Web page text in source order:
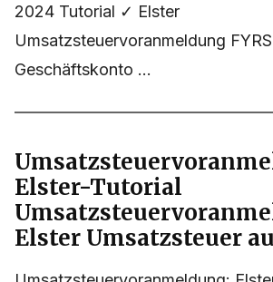
2024 Tutorial ✓ Elster
Umsatzsteuervoranmeldung
Geschäftskonto ...
Elster-Tutorial
Elster Umsatzsteuer